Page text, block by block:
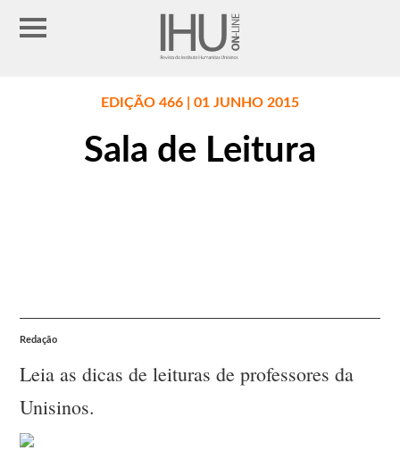
EDIÇÃO 466 | 01 JUNHO 2015
Sala de Leitura
Redação
Leia as dicas de leituras de professores da
Unisinos.